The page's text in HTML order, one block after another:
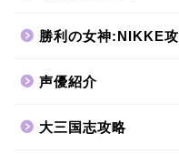
勝利の女神:NIKKE
声優紹介
大三国志攻略